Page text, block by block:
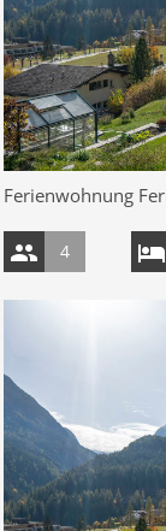
Ferienwohnung
4